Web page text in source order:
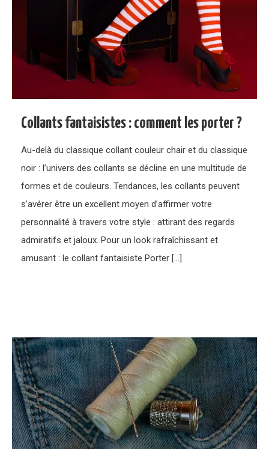
Collants fantaisistes : comment les porter ?
Au-delà du classique collant couleur chair et du classique
noir : l’univers des collants se décline en une multitude de
formes et de couleurs. Tendances, les collants peuvent
s’avérer être un excellent moyen d’affirmer votre
personnalité à travers votre style : attirant des regards
admiratifs et jaloux. Pour un look rafraîchissant et
amusant : le collant fantaisiste Porter […]